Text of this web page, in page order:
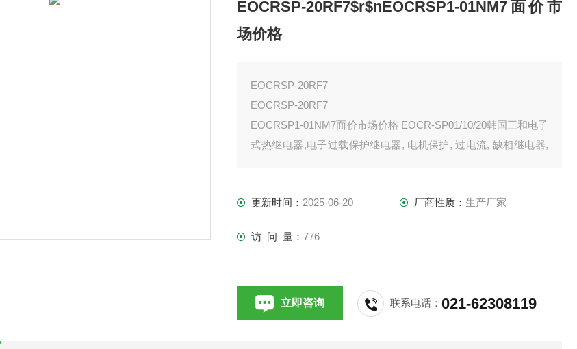
EOCRSP-20RF7$r$nEOCRSP1-01NM7面价市
场价格
EOCRSP-20RF7
EOCRSP-20RF7
EOCRSP1-01NM7面价市场价格 EOCR-SP01/10/20韩国三和电子
式热继电器,电子过载保护继电器, 电机保护, 过电流, 缺相继电器,
更新时间： 2025-06-20 厂商性质： 生产厂家
访 问 量：776
立即咨询 联系电话：021-62308119